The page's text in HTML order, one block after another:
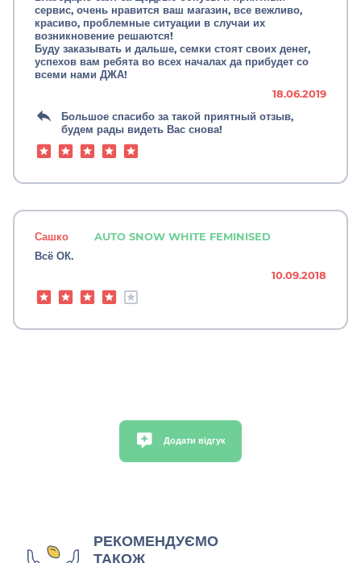
сервис, очень нравится ваш магазин, все вежливо,
красиво, проблемные ситуации в случаи их
возникновение решаются!
Буду заказывать и дальше, семки стоят своих денег,
успехов вам ребята во всех началах да прибудет со
всеми нами ДЖА!
18.06.2019
Большое спасибо за такой приятный отзыв,
будем рады видеть Вас снова!
Сашко
AUTO SNOW WHITE FEMINISED
Всё ОК.
10.09.2018
Додати відгук
РЕКОМЕНДУЄМО
ТАКОЖ